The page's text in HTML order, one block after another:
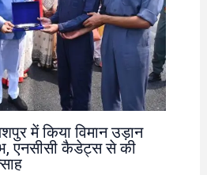
में किया विमान उड़ान
एनसीसी कैडेट्स से की